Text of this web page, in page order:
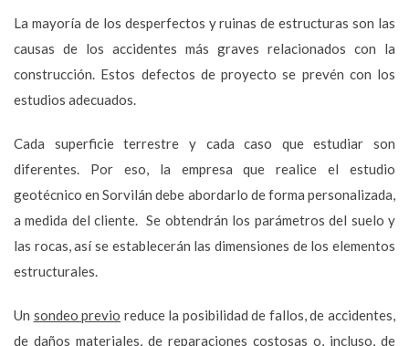
La mayoría de los desperfectos y ruinas de estructuras son las
causas de los accidentes más graves relacionados con la
construcción. Estos defectos de proyecto se prevén con los
estudios adecuados.
Cada superficie terrestre y cada caso que estudiar son
diferentes. Por eso, la empresa que realice el estudio
geotécnico en Sorvilán debe abordarlo de forma personalizada,
a medida del cliente. Se obtendrán los parámetros del suelo y
las rocas, así se establecerán las dimensiones de los elementos
estructurales.
Un sondeo previo reduce la posibilidad de fallos, de accidentes,
de daños materiales, de reparaciones costosas o, incluso, de